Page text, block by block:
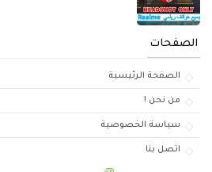
الصفحات
الصفحة الرئيسية
من نحن !
سياسة الخصوصية
اتصل بنا